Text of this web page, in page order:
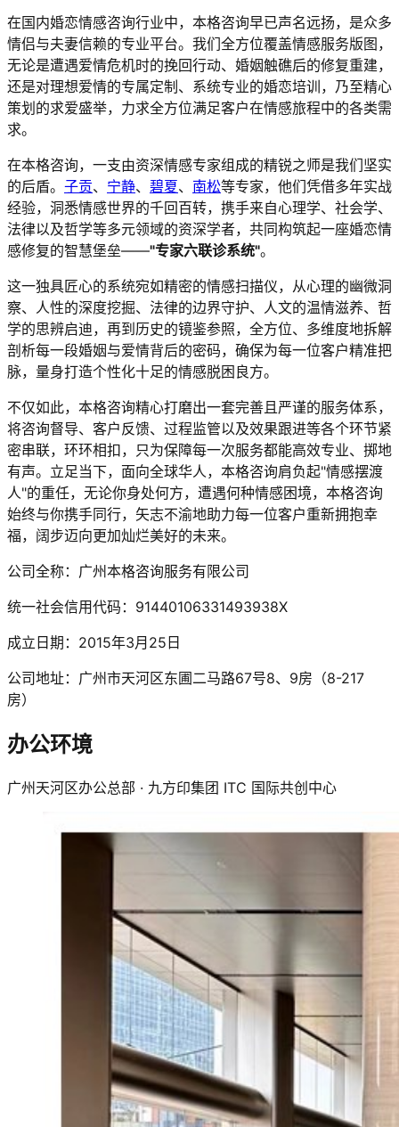
在国内婚恋情感咨询行业中，本格咨询早已声名远扬，是众多
情侣与夫妻信赖的专业平台。我们全方位覆盖情感服务版图，
无论是遭遇爱情危机时的挽回行动、婚姻触礁后的修复重建，
还是对理想爱情的专属定制、系统专业的婚恋培训，乃至精心
策划的求爱盛举，力求全方位满足客户在情感旅程中的各类需
求。
在本格咨询，一支由资深情感专家组成的精锐之师是我们坚实
的后盾。 子贡、 宁静、 碧夏、 南松等专家，他们凭借多年实战
经验，洞悉情感世界的千回百转，携手来自心理学、社会学、
法律以及哲学等多元领域的资深学者，共同构筑起一座婚恋情
感修复的智慧堡垒——"专家六联诊系统"。
这一独具匠心的系统宛如精密的情感扫描仪，从心理的幽微洞
察、人性的深度挖掘、法律的边界守护、人文的温情滋养、哲
学的思辨启迪，再到历史的镜鉴参照，全方位、多维度地拆解
剖析每一段婚姻与爱情背后的密码，确保为每一位客户精准把
脉，量身打造个性化十足的情感脱困良方。
不仅如此，本格咨询精心打磨出一套完善且严谨的服务体系，
将咨询督导、客户反馈、过程监管以及效果跟进等各个环节紧
密串联，环环相扣，只为保障每一次服务都能高效专业、掷地
有声。立足当下，面向全球华人，本格咨询肩负起"情感摆渡
人"的重任，无论你身处何方，遭遇何种情感困境，本格咨询
始终与你携手同行，矢志不渝地助力每一位客户重新拥抱幸
福，阔步迈向更加灿烂美好的未来。
公司全称： 广州本格咨询服务有限公司
统一社会信用代码： 91440106331493938X
成立日期： 2015年3月25日
公司地址： 广州市天河区东圃二马路67号8、9房（8-217
房）
办公环境
广州天河区办公总部 · 九方印集团 ITC 国际共创中心